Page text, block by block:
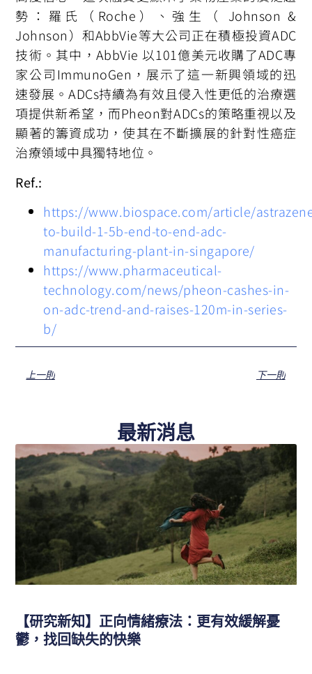
勢：羅氏（Roche）、強生（ Johnson &
Johnson）和AbbVie等大公司正在積極投資ADC
技術。其中，AbbVie 以101億美元收購了ADC專
家公司ImmunoGen，展示了這一新興領域的迅
速發展。ADCs持續為有效且侵入性更低的治療選
項提供新希望，而Pheon對ADCs的策略重視以及
顯著的籌資成功，使其在不斷擴展的針對性癌症
治療領域中具獨特地位。
Ref.:
https://www.biospace.com/article/
to-build-1-5b-end-to-end-adc-
manufacturing-plant-in-singapore/
https://www.pharmaceutical-
technology.com/news/pheon-cashes-in-
on-adc-trend-and-raises-120m-in-series-
b/
上一則 下一則
最新消息
【研究新知】正向情緒療法：更有效緩解憂
鬱，找回缺失的快樂